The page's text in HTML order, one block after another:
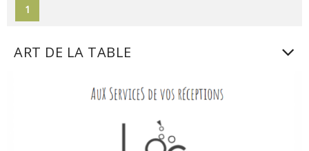
1
ART DE LA TABLE